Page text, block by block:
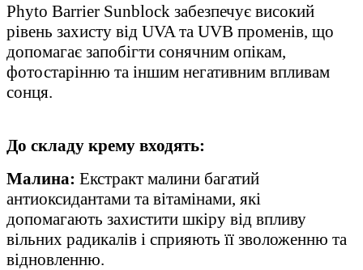
Phyto Barrier Sunblock забезпечує високий
рівень захисту від UVA та UVB променів, що
допомагає запобігти сонячним опікам,
фотостарінню та іншим негативним впливам
сонця.
До складу крему входять:
Малина: Екстракт малини багатий
антиоксидантами та вітамінами, які
допомагають захистити шкіру від впливу
вільних радикалів і сприяють її зволоженню та
відновленню.